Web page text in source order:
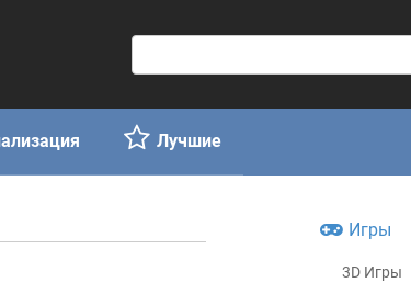
о
с
к
:
Лучшие
Игры
3D Игры